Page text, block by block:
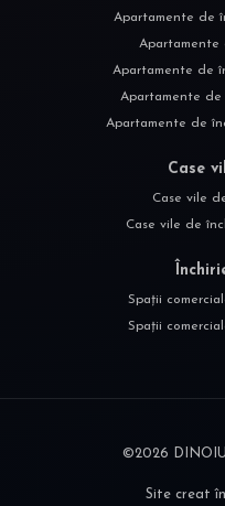
Apartamente de
Apartamente
Apartamente de
Apartamente de
Apartamente de
Case
Case vile
Case vile de
Spații
Spații
©2026
Site creat în